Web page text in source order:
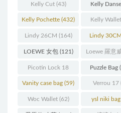
Kelly Cut(43) Kelly Danse
Kelly Pochette (432) Kelly Wallet
Lindy 26CM (164) Lindy 30CM
LOEWE 女包(121) Loewe 羅意
Picotin Lock 18
(202)
Puzzle Bag
Vanity case bag (59) Verrou 17
Woc Wallet(62) ysl niki bag